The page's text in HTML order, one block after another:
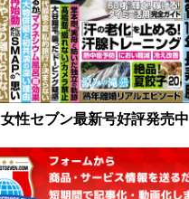
女性セブン最新号好評発売中